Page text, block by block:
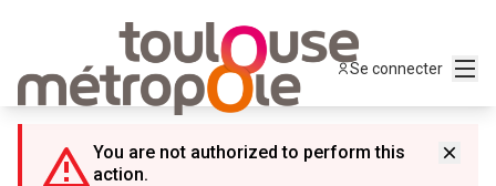
Se connecter
You are not authorized to perform this
action.